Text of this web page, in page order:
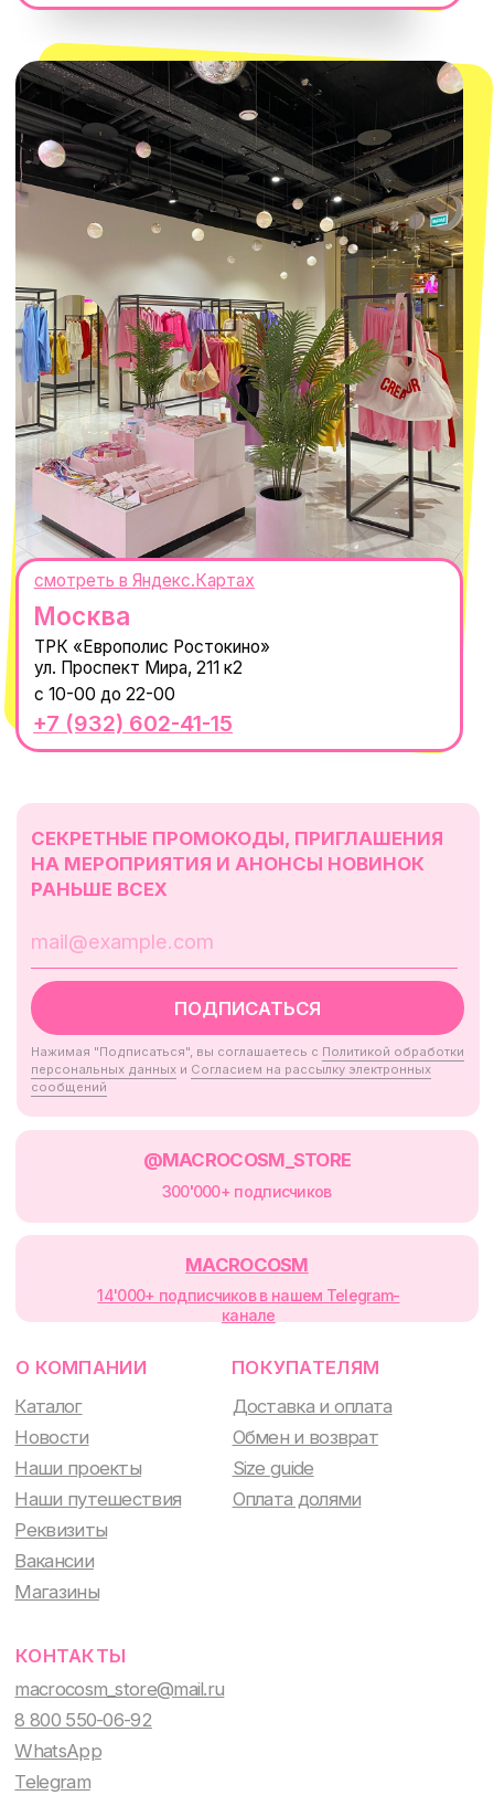
ИП Проворный Алексей Алексеевич
ИНН 667114098580
ОГРНИП 320665800076581
8 800 550-06-92
macrocosm_store@mail.ru
КОНТАКТЫ
Size guide
Вакансии
Реквизиты
Магазины
Наши проекты
© 2021-2025 Macrocosm ®
Оферта
Пользовательское соглашение
Политика обработки персональных